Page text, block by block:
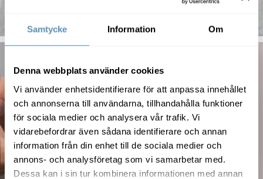
Samtycke Information Om
Denna webbplats använder cookies
Vi använder enhetsidentifierare för att anpassa innehållet
och annonserna till användarna, tillhandahålla funktioner
för sociala medier och analysera vår trafik. Vi
vidarebefordrar även sådana identifierare och annan
information från din enhet till de sociala medier och
annons- och analysföretag som vi samarbetar med.
Dessa kan i sin tur kombinera informationen med annan